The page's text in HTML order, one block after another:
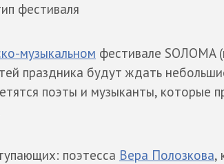
фестиваля
музыкальном фестивале SOЛOMA
праздника будут ждать
поэты и музыканты, которые
поэтесса Вера Полозкова,